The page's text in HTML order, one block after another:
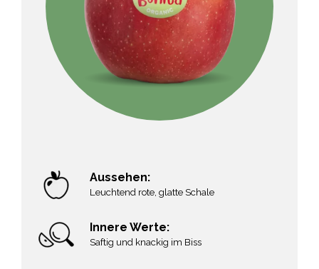
Aussehen:
Leuchtend rote, glatte Schale
Innere Werte:
Saftig und knackig im Biss